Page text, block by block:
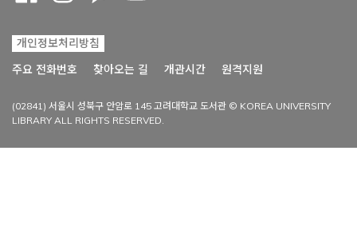
개인정보처리방침
주요 전화번호
찾아오는 길 개관시간 원격지원
(02841) 서울시 성북구 안암로 145 고려대학교 도서관 © KOREA UNIVERSITY
LIBRARY ALL RIGHTS RESERVED.